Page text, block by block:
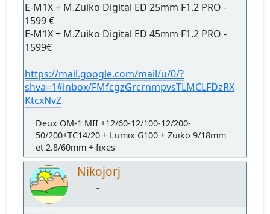
E-M1X + M.Zuiko Digital ED 25mm F1.2 PRO -
1599 €
E-M1X + M.Zuiko Digital ED 45mm F1.2 PRO -
1599€
https://mail.google.com/mail/u/0/?
shva=1#inbox/FMfcgzGrcrnmpvsTLMCLFDzRX
KtcxNvZ
Deux OM-1 MII +12/60-12/100-12/200-
50/200+TC14/20 + Lumix G100 + Zuiko 9/18mm
et 2.8/60mm + fixes
Nikojorj
-